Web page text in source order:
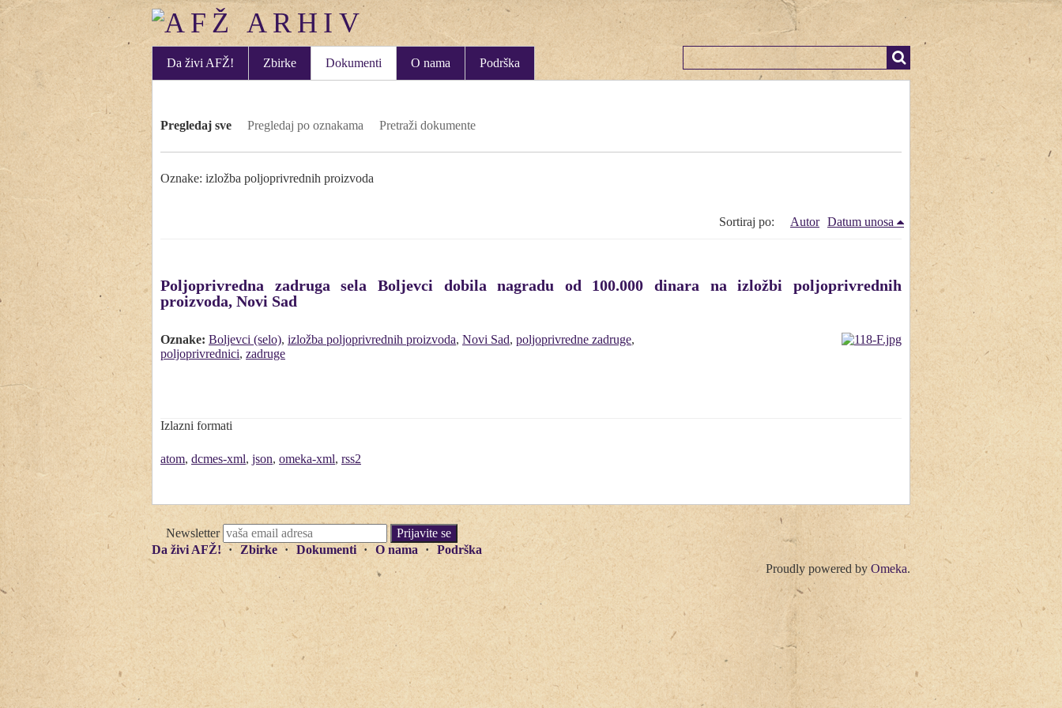
Da živi AFŽ! Zbirke Dokumenti O nama Podrška
Pregledaj sve Pregledaj po oznakama Pretraži dokumente
Oznake: izložba poljoprivrednih proizvoda
Sortiraj po: Autor Datum unosa
Poljoprivredna zadruga sela Boljevci dobila nagradu od 100.000 dinara na izložbi poljoprivrednih
proizvoda, Novi Sad
Oznake: Boljevci (selo), izložba poljoprivrednih proizvoda, Novi Sad, poljoprivredne zadruge,
poljoprivrednici, zadruge
Izlazni formati
atom, dcmes-xml, json, omeka-xml, rss2
Newsletter
Da živi AFŽ!
Zbirke Dokumenti O nama
Podrška
Proudly powered byOmeka.